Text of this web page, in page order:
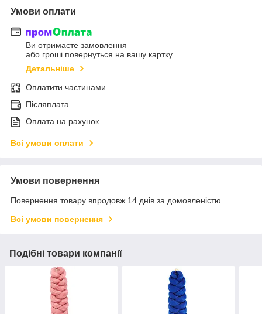
Умови оплати
Ви отримаєте замовлення
або гроші повернуться на вашу картку
Детальніше
Оплатити частинами
Післяплата
Оплата на рахунок
Всі умови оплати
Умови повернення
Повернення товару впродовж 14 днів за домовленістю
Всі умови повернення
Подібні товари компанії